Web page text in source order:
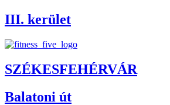
III. kerület
SZÉKESFEHÉRVÁR
Balatoni út